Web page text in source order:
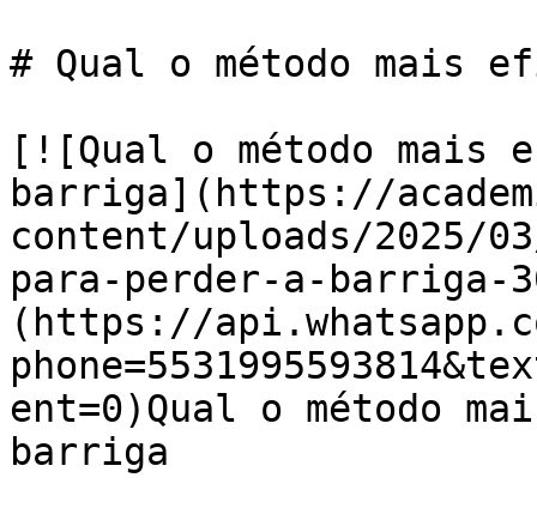
# Qual o método mais
[![Qual o método mais
barriga](https://
content/uploads/2025/
para-perder-a-barriga-
(https://
ent=0)Qual o método
barriga